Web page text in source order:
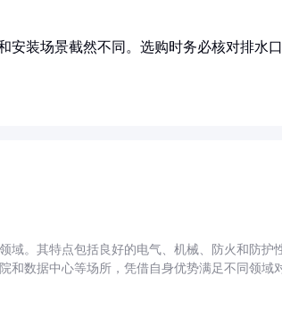
安装场景截然不同。选购时务必核对排水
域。其特点包括良好的电气、机械、防火和防护
和数据中心等场所，凭借自身优势满足不同领域